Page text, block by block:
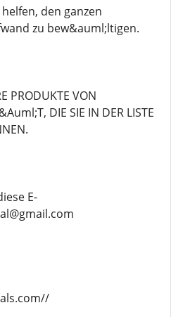
den ganzen
zu bew&auml;ltigen.
PRODUKTE VON
DIE SIE IN DER LISTE
E-